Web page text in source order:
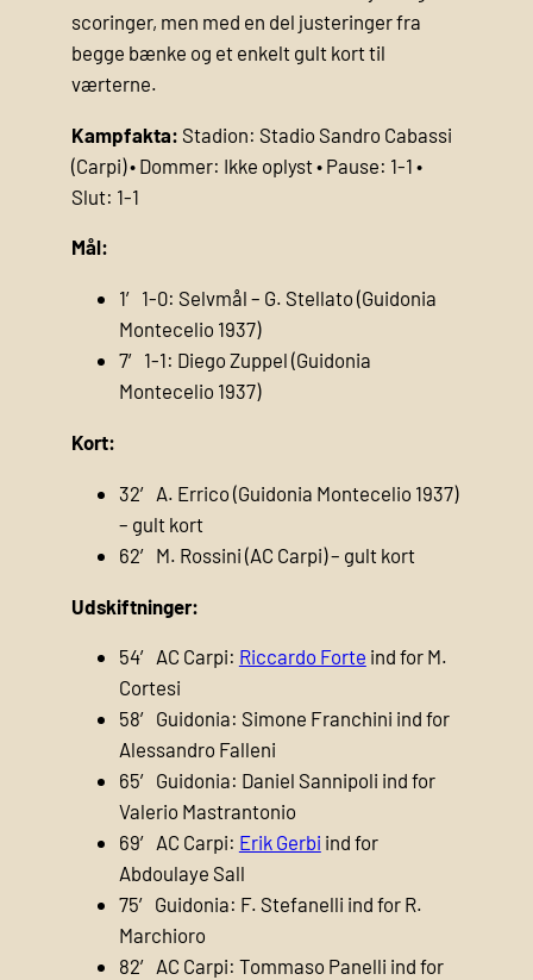
scoringer, men med en del justeringer fra
begge bænke og et enkelt gult kort til
værterne.
Kampfakta: Stadion: Stadio Sandro Cabassi
(Carpi) • Dommer: Ikke oplyst • Pause: 1-1 •
Slut: 1-1
Mål:
1′ 1-0: Selvmål – G. Stellato (Guidonia
Montecelio 1937)
7′ 1-1: Diego Zuppel (Guidonia
Montecelio 1937)
Kort:
32′ A. Errico (Guidonia Montecelio 1937)
– gult kort
62′ M. Rossini (AC Carpi) – gult kort
Udskiftninger:
54′ AC Carpi: Riccardo Forte ind for M.
Cortesi
58′ Guidonia: Simone Franchini ind for
Alessandro Falleni
65′ Guidonia: Daniel Sannipoli ind for
Valerio Mastrantonio
69′ AC Carpi: Erik Gerbi ind for
Abdoulaye Sall
75′ Guidonia: F. Stefanelli ind for R.
Marchioro
82′ AC Carpi: Tommaso Panelli ind for